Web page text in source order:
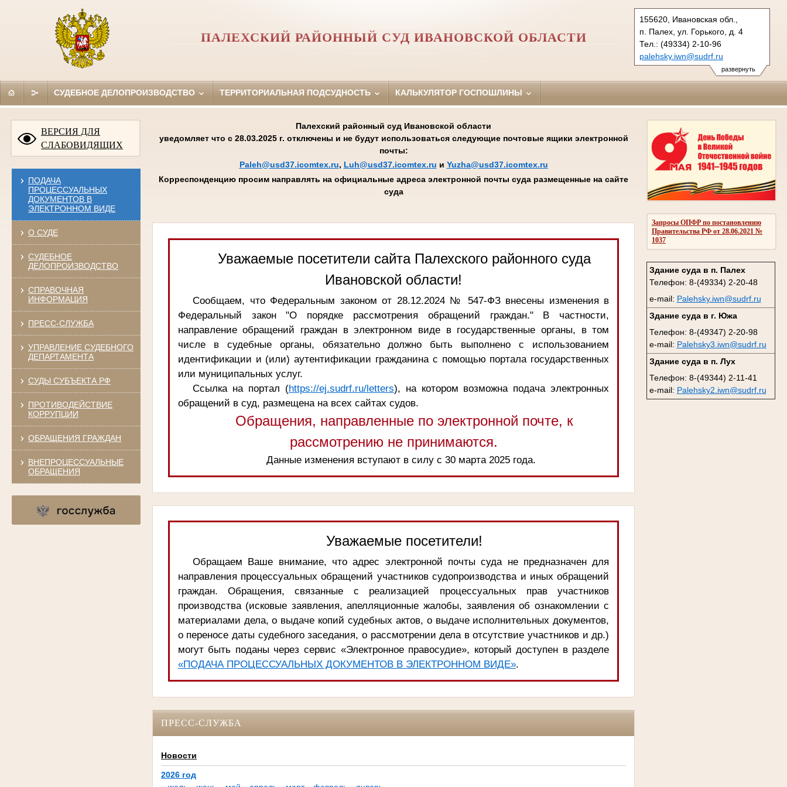
развернуть
155620, Ивановская обл.,
п. Палех, ул. Горького, д. 4
Тел.: (49334) 2-10-96
palehsky.iwn@sudrf.ru
показать на карте
ПАЛЕХСКИЙ РАЙОННЫЙ СУД ИВАНОВСКОЙ ОБЛАСТИ
СУДЕБНОЕ ДЕЛОПРОИЗВОДСТВО ТЕРРИТОРИАЛЬНАЯ ПОДСУДНОСТЬ КАЛЬКУЛЯТОР ГОСПОШЛИНЫ
ВЕРСИЯ ДЛЯ
СЛАБОВИДЯЩИХ
ПОДАЧА
ПРОЦЕССУАЛЬНЫХ
ДОКУМЕНТОВ В
ЭЛЕКТРОННОМ ВИДЕ
О СУДЕ
СУДЕБНОЕ
ДЕЛОПРОИЗВОДСТВО
СПРАВОЧНАЯ
ИНФОРМАЦИЯ
ПРЕСС-СЛУЖБА
УПРАВЛЕНИЕ СУДЕБНОГО
ДЕПАРТАМЕНТА
СУДЫ СУБЪЕКТА РФ
ПРОТИВОДЕЙСТВИЕ
КОРРУПЦИИ
ОБРАЩЕНИЯ ГРАЖДАН
ВНЕПРОЦЕССУАЛЬНЫЕ
ОБРАЩЕНИЯ
Запросы ОПФР по постановлению
Правительства РФ от 28.06.2021 №
1037
Здание суда в п. Палех
Телефон: 8-(49334) 2-20-48
e-mail: Palehsky.iwn@sudrf.ru
Здание суда в г. Южа
Телефон: 8-(49347) 2-20-98
e-mail: Palehsky3.iwn@sudrf.ru
Здание суда в п. Лух
Телефон: 8-(49344) 2-11-41
e-mail: Palehsky2.iwn@sudrf.ru
Палехский районный суд Ивановской области
уведомляет что с 28.03.2025 г. отключены и не будут использоваться следующие почтовые ящики электронной
почты:
Paleh@usd37.icomtex.ru, Luh@usd37.icomtex.ru и Yuzha@usd37.icomtex.ru
Корреспонденцию просим направлять на официальные адреса электронной почты суда размещенные на сайте
суда
Уважаемые посетители сайта Палехского районного суда
Ивановской области!
Сообщаем, что Федеральным законом от 28.12.2024 № 547-ФЗ внесены изменения в
Федеральный закон "О порядке рассмотрения обращений граждан." В частности,
направление обращений граждан в электронном виде в государственные органы, в том
числе в судебные органы, обязательно должно быть выполнено с использованием
идентификации и (или) аутентификации гражданина с помощью портала государственных
или муниципальных услуг.
Ссылка на портал (https://ej.sudrf.ru/letters), на котором возможна подача электронных
обращений в суд, размещена на всех сайтах судов.
Обращения, направленные по электронной почте, к
рассмотрению не принимаются.
Данные изменения вступают в силу с 30 марта 2025 года.
Уважаемые посетители!
Обращаем Ваше внимание, что адрес электронной почты суда не предназначен для
направления процессуальных обращений участников судопроизводства и иных обращений
граждан. Обращения, связанные с реализацией процессуальных прав участников
производства (исковые заявления, апелляционные жалобы, заявления об ознакомлении с
материалами дела, о выдаче копий судебных актов, о выдаче исполнительных документов,
о переносе даты судебного заседания, о рассмотрении дела в отсутствие участников и др.)
могут быть поданы через сервис «Электронное правосудие», который доступен в разделе
«ПОДАЧА ПРОЦЕССУАЛЬНЫХ ДОКУМЕНТОВ В ЭЛЕКТРОННОМ ВИДЕ».
ПРЕСС-СЛУЖБА
Новости
2026 год